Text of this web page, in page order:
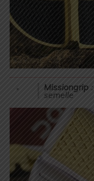
Missiongrip
semelle